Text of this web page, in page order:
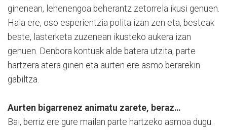
ginenean, lehenengoa beherantz zetorrela ikusi genuen.
Hala ere, oso esperientzia polita izan zen eta, besteak
beste, lasterketa zuzenean ikusteko aukera izan
genuen. Denbora kontuak alde batera utzita, parte
hartzera atera ginen eta aurten ere asmo berarekin
gabiltza.
Aurten bigarrenez animatu zarete, beraz…
Bai, berriz ere gure mailan parte hartzeko asmoa dugu.